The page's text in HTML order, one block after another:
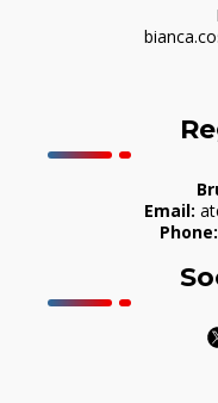
Email:
Phone: